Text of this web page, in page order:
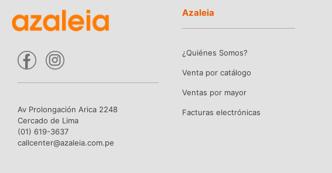
Av Prolongación Arica 2248
Cercado de Lima
(01) 619-3637
callcenter@azaleia.com.pe
Azaleia
¿Quiénes Somos?
Venta por catálogo
Ventas por mayor
Facturas electrónicas